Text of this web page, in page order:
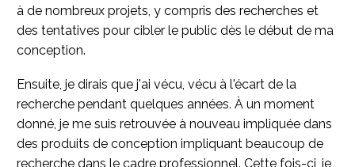
à de nombreux projets, y compris des recherches et
des tentatives pour cibler le public dès le début de ma
conception.
Ensuite, je dirais que j'ai vécu, vécu à l'écart de la
recherche pendant quelques années. À un moment
donné, je me suis retrouvée à nouveau impliquée dans
des produits de conception impliquant beaucoup de
recherche dans le cadre professionnel. Cette fois-ci, je